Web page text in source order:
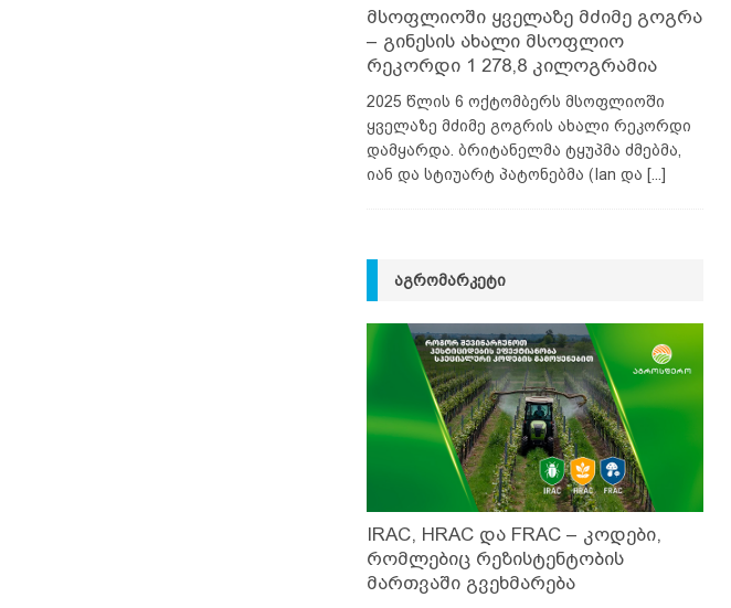
მსოფლიოში ყველაზე მძიმე გოგრა
– გინესის ახალი მსოფლიო
რეკორდი 1 278,8 კილოგრამია
2025 წლის 6 ოქტომბერს მსოფლიოში
ყველაზე მძიმე გოგრის ახალი რეკორდი
დამყარდა. ბრიტანელმა ტყუპმა ძმებმა,
იან და სტიუარტ პატონებმა (Ian და [...]
ᲐᲒᲠᲝᲛᲐᲠᲙᲔᲢᲘ
IRAC, HRAC და FRAC – კოდები,
რომლებიც რეზისტენტობის
მართვაში გვეხმარება